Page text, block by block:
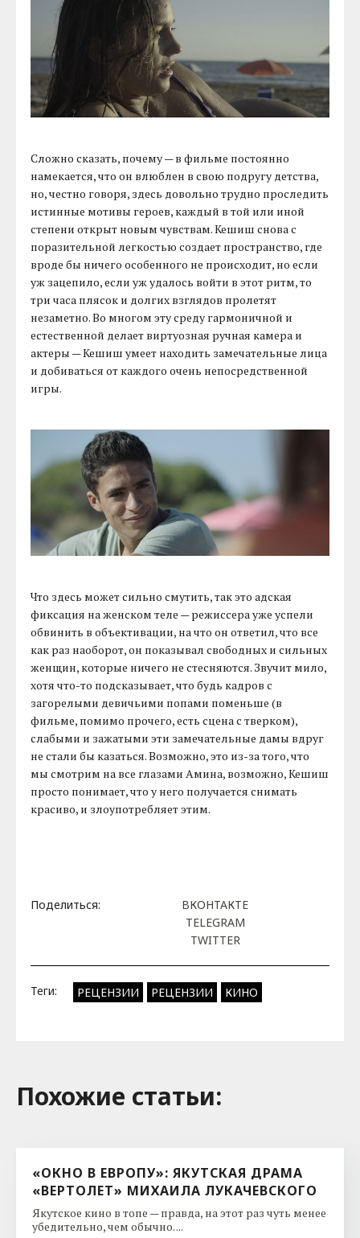
Сложно сказать, почему — в фильме постоянно
намекается, что он влюблен в свою подругу детства,
но, честно говоря, здесь довольно трудно проследить
истинные мотивы героев, каждый в той или иной
степени открыт новым чувствам. Кешиш снова с
поразительной легкостью создает пространство, где
вроде бы ничего особенного не происходит, но если
уж зацепило, если уж удалось войти в этот ритм, то
три часа плясок и долгих взглядов пролетят
незаметно. Во многом эту среду гармоничной и
естественной делает виртуозная ручная камера и
актеры — Кешиш умеет находить замечательные лица
и добиваться от каждого очень непосредственной
игры.
Что здесь может сильно смутить, так это адская
фиксация на женском теле — режиссера уже успели
обвинить в объективации, на что он ответил, что все
как раз наоборот, он показывал свободных и сильных
женщин, которые ничего не стесняются. Звучит мило,
хотя что-то подсказывает, что будь кадров с
загорелыми девичьими попами поменьше (в
фильме, помимо прочего, есть сцена с тверком),
слабыми и зажатыми эти замечательные дамы вдруг
не стали бы казаться. Возможно, это из-за того, что
мы смотрим на все глазами Амина, возможно, Кешиш
просто понимает, что у него получается снимать
красиво, и злоупотребляет этим.
Поделиться:
ВКОНТАКТЕ
TELEGRAM
TWITTER
Теги: РЕЦЕНЗИИ РЕЦЕНЗИИ КИНО
Похожие cтатьи:
«ОКНО В ЕВРОПУ»: ЯКУТСКАЯ ДРАМА
«ВЕРТОЛЕТ» МИХАИЛА ЛУКАЧЕВСКОГО
Якутское кино в топе — правда, на этот раз чуть менее
убедительно, чем обычно. ...